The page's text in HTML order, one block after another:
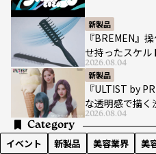
新製品
『BREMEN』
せ持ったスケル
2026.08.04
新製品
『ULTIST by
な透明感で描く
2026.08.04
Category
イベント 新製品 美容業界 美